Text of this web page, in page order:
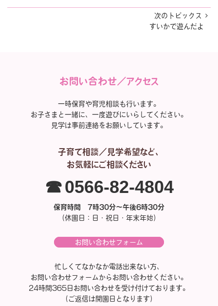
次のトピックス
すいかで遊んだよ
お問い合わせ／アクセス
一時保育や育児相談も行います。
お子さまと一緒に、一度遊びにいらしてください。
見学は事前連絡をお願いしています。
子育て相談／見学希望など、
お気軽にご相談ください
☎0566-82-4804
保育時間 7時30分～午後6時30分
（休園日：日・祝日・年末年始）
お問い合わせフォーム
忙しくてなかなか電話出来ない方、
お問い合わせフォームからお問い合わせください。
24時間365日お問い合わせを受け付けております。
（ご返信は開園日となります）